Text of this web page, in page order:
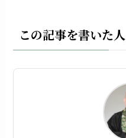
この記事を書いた人